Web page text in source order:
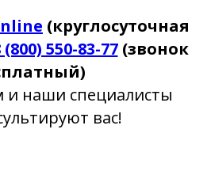
(круглосуточная
(800) 550-83-77(звонок
наши специалисты
вас!